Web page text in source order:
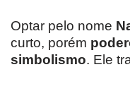
Optar pelo nome
curto, porém
simbolismo. Ele